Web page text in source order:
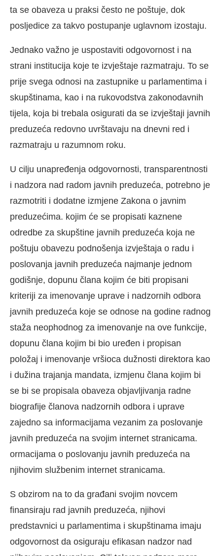
ta se obaveza u praksi često ne poštuje, dok
posljedice za takvo postupanje uglavnom izostaju.
Jednako važno je uspostaviti odgovornost i na
strani institucija koje te izvještaje razmatraju. To se
prije svega odnosi na zastupnike u parlamentima i
skupštinama, kao i na rukovodstva zakonodavnih
tijela, koja bi trebala osigurati da se izvještaji javnih
preduzeća redovno uvrštavaju na dnevni red i
razmatraju u razumnom roku.
U cilju unapređenja odgovornosti, transparentnosti
i nadzora nad radom javnih preduzeća, potrebno je
razmotriti i dodatne izmjene Zakona o javnim
preduzećima. kojim će se propisati kaznene
odredbe za skupštine javnih preduzeća koja ne
poštuju obavezu podnošenja izvještaja o radu i
poslovanja javnih preduzeća najmanje jednom
godišnje, dopunu člana kojim će biti propisani
kriteriji za imenovanje uprave i nadzornih odbora
javnih preduzeća koje se odnose na godine radnog
staža neophodnog za imenovanje na ove funkcije,
dopunu člana kojim bi bio uređen i propisan
položaj i imenovanje vršioca dužnosti direktora kao
i dužina trajanja mandata, izmjenu člana kojim bi
se bi se propisala obaveza objavljivanja radne
biografije članova nadzornih odbora i uprave
zajedno sa informacijama vezanim za poslovanje
javnih preduzeća na svojim internet stranicama.
ormacijama o poslovanju javnih preduzeća na
njihovim službenim internet stranicama.
S obzirom na to da građani svojim novcem
finansiraju rad javnih preduzeća, njihovi
predstavnici u parlamentima i skupštinama imaju
odgovornost da osiguraju efikasan nadzor nad